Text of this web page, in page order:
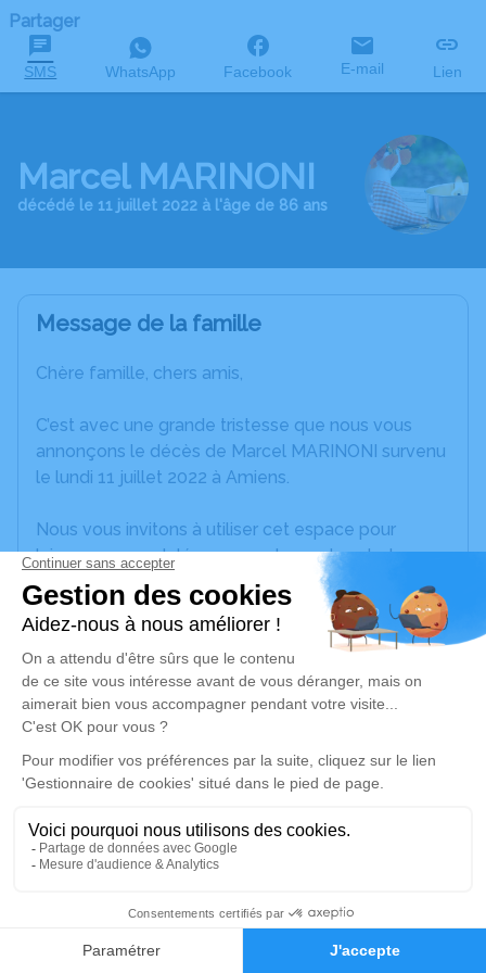
Faire-part Hommages
Partager
SMS WhatsApp Facebook E-mail Lien
Marcel MARINONI
décédé le 11 juillet 2022 à l'âge de 86 ans
Message de la famille
Chère famille, chers amis,
C’est avec une grande tristesse que nous vous
annonçons le décès de Marcel MARINONI survenu
le lundi 11 juillet 2022 à Amiens.
Nous vous invitons à utiliser cet espace pour
laisser vos condoléances, partager des photos
souvenirs, une anecdote ou exprimer vos pensées
à travers des poèmes ou des textes. Cet endroit
est un lieu d'expression dédié à honorer la
mémoire de Marcel MARINONI.
Un service de plantation d’arbre hommage est
disponible ici.
Cérémonie religieuse
Église de Villers-Bocage
80260 Villers-Bocage